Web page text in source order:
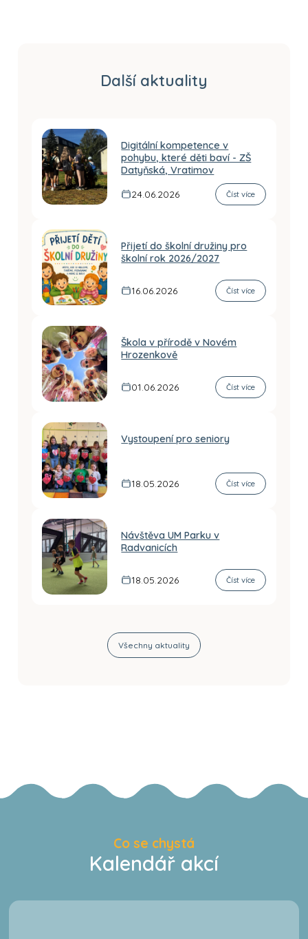
Další aktuality
Digitální kompetence v
pohybu, které děti baví - ZŠ
Datyňská, Vratimov
24.06.2026
Číst více
Přijetí do školní družiny pro
školní rok 2026/2027
16.06.2026 Číst více
Škola v přírodě v Novém
Hrozenkově
01.06.2026 Číst více
Vystoupení pro seniory
18.05.2026 Číst více
Návštěva UM Parku v
Radvanicích
18.05.2026 Číst více
Všechny aktuality
Co se chystá
Kalendář akcí